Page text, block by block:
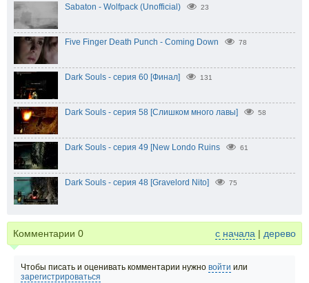
Sabaton - Wolfpack (Unofficial) 23
Five Finger Death Punch - Coming Down 78
Dark Souls - серия 60 [Финал] 131
Dark Souls - серия 58 [Слишком много лавы] 58
Dark Souls - серия 49 [New Londo Ruins 61
Dark Souls - серия 48 [Gravelord Nito] 75
Комментарии 0 с начала | дерево
Чтобы писать и оценивать комментарии нужно войти или
зарегистрироваться